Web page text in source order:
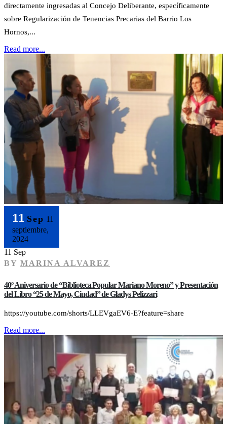
directamente ingresadas al Concejo Deliberante, específicamente
sobre Regularización de Tenencias Precarias del Barrio Los
Hornos,...
Read more...
11 Sep 11
septiembre,
2024
11 Sep
BY MARINA ALVAREZ
40º Aniversario de “Biblioteca Popular Mariano Moreno” y Presentación
del Libro “25 de Mayo, Ciudad” de Gladys Pelizzari
https://youtube.com/shorts/LLEVgaEV6-E?feature=share
Read more...